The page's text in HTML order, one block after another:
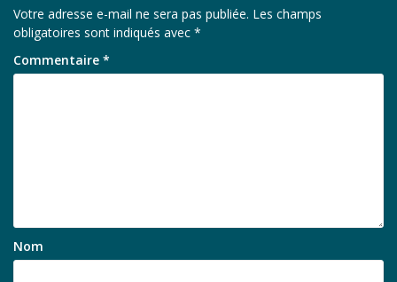
Votre adresse e-mail ne sera pas publiée. Les champs
obligatoires sont indiqués avec *
Commentaire *
Nom